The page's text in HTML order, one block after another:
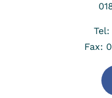
Fax: